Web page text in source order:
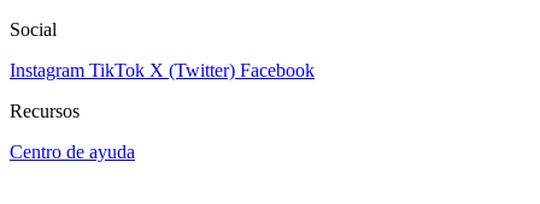
Social
Instagram TikTok X (Twitter) Facebook
Recursos
Centro de ayuda